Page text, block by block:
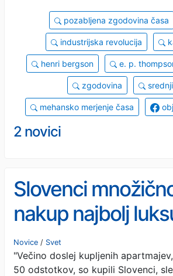
pozabljena zgodovina časa
industrijska revolucija
henri bergson e. p.
zgodovina
mehansko merjenje časa
2 novici
Slovenci
nakup najbolj
apartmajev na
kupili so jih
Novice / Svet
"Večino doslej kupljenih
50 odstotkov, so kupili Slovenci,